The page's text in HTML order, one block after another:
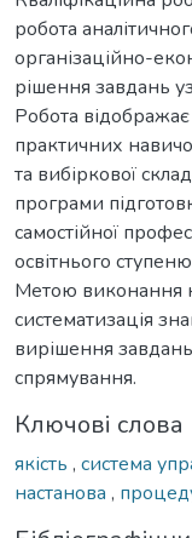
робота
організаційно-
рішення завдань
Робота
практичних
та вибіркової
програми
самостійної
освітнього
Метою виконання
систематизація
вирішення
спрямування.
Ключові слова
якість , система
настанова ,